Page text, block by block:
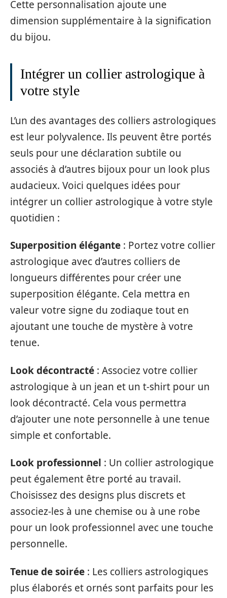
Cette personnalisation ajoute une
dimension supplémentaire à la signification
du bijou.
Intégrer un collier astrologique à
votre style
L’un des avantages des colliers astrologiques
est leur polyvalence. Ils peuvent être portés
seuls pour une déclaration subtile ou
associés à d’autres bijoux pour un look plus
audacieux. Voici quelques idées pour
intégrer un collier astrologique à votre style
quotidien :
Superposition élégante : Portez votre collier
astrologique avec d’autres colliers de
longueurs différentes pour créer une
superposition élégante. Cela mettra en
valeur votre signe du zodiaque tout en
ajoutant une touche de mystère à votre
tenue.
Look décontracté : Associez votre collier
astrologique à un jean et un t-shirt pour un
look décontracté. Cela vous permettra
d’ajouter une note personnelle à une tenue
simple et confortable.
Look professionnel : Un collier astrologique
peut également être porté au travail.
Choisissez des designs plus discrets et
associez-les à une chemise ou à une robe
pour un look professionnel avec une touche
personnelle.
Tenue de soirée : Les colliers astrologiques
plus élaborés et ornés sont parfaits pour les